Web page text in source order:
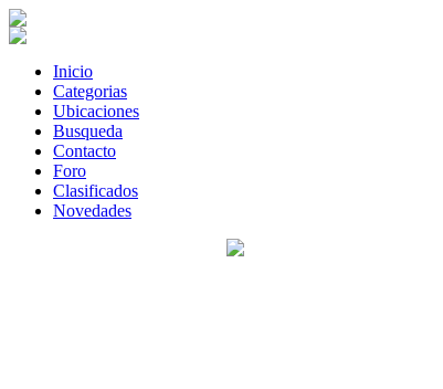
Inicio
Categorias
Ubicaciones
Busqueda
Contacto
Foro
Clasificados
Novedades